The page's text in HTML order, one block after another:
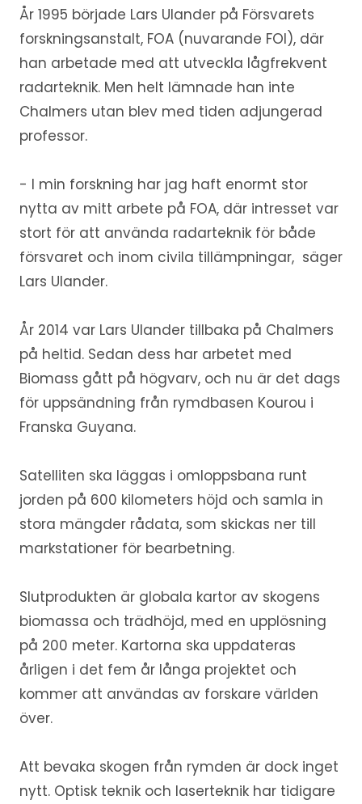
År 1995 började Lars Ulander på Försvarets
forskningsanstalt, FOA (nuvarande FOI), där
han arbetade med att utveckla lågfrekvent
radarteknik. Men helt lämnade han inte
Chalmers utan blev med tiden adjungerad
professor.
- I min forskning har jag haft enormt stor
nytta av mitt arbete på FOA, där intresset var
stort för att använda radarteknik för både
försvaret och inom civila tillämpningar, säger
Lars Ulander.
År 2014 var Lars Ulander tillbaka på Chalmers
på heltid. Sedan dess har arbetet med
Biomass gått på högvarv, och nu är det dags
för uppsändning från rymdbasen Kourou i
Franska Guyana.
Satelliten ska läggas i omloppsbana runt
jorden på 600 kilometers höjd och samla in
stora mängder rådata, som skickas ner till
markstationer för bearbetning.
Slutprodukten är globala kartor av skogens
biomassa och trädhöjd, med en upplösning
på 200 meter. Kartorna ska uppdateras
årligen i det fem år långa projektet och
kommer att användas av forskare världen
över.
Att bevaka skogen från rymden är dock inget
nytt. Optisk teknik och laserteknik har tidigare